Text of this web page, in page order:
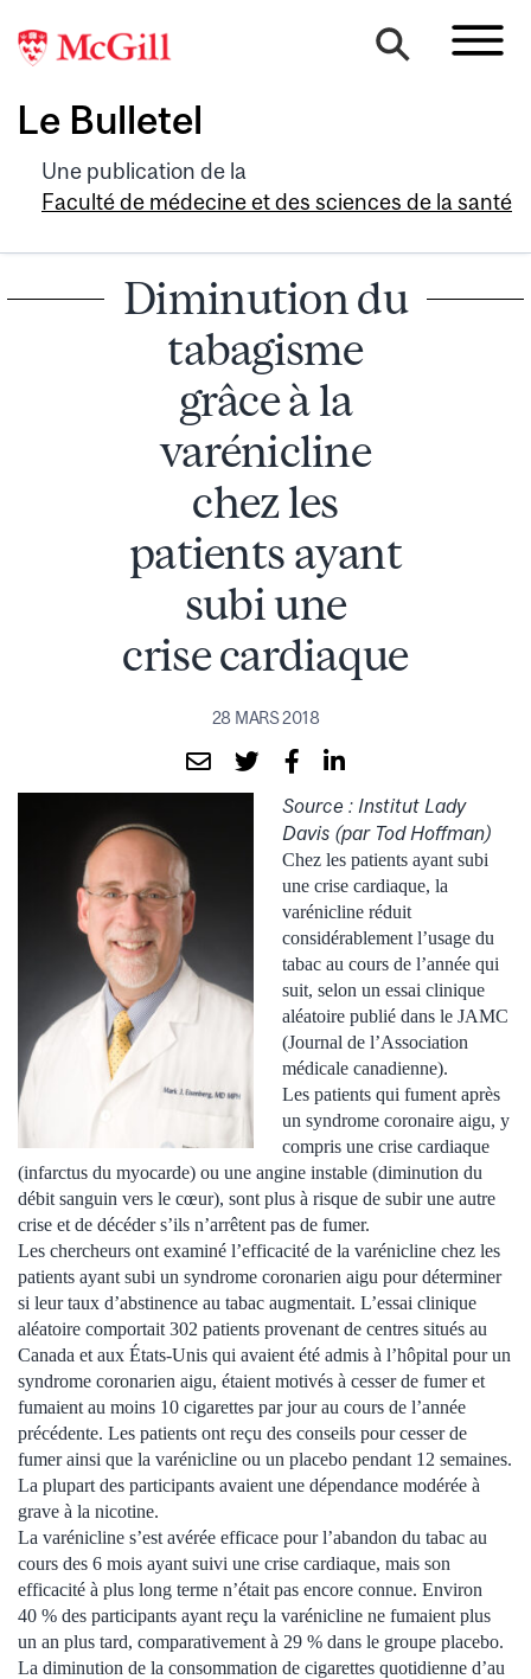
Le Bulletel
Une publication de la
Faculté de médecine et des sciences de la santé
Diminution du
tabagisme
grâce à la
varénicline
chez les
patients ayant
subi une
crise cardiaque
28 MARS 2018
Source : Institut Lady
Davis (par Tod Hoffman)
Chez les patients ayant subi
une crise cardiaque, la
varénicline réduit
considérablement l’usage du
tabac au cours de l’année qui
suit, selon un essai clinique
aléatoire publié dans le JAMC
(Journal de l’Association
médicale canadienne).
Les patients qui fument après
un syndrome coronaire aigu, y
compris une crise cardiaque
(infarctus du myocarde) ou une angine instable (diminution du
débit sanguin vers le cœur), sont plus à risque de subir une autre
crise et de décéder s’ils n’arrêtent pas de fumer.
Les chercheurs ont examiné l’efficacité de la varénicline chez les
patients ayant subi un syndrome coronarien aigu pour déterminer
si leur taux d’abstinence au tabac augmentait. L’essai clinique
aléatoire comportait 302 patients provenant de centres situés au
Canada et aux États-Unis qui avaient été admis à l’hôpital pour un
syndrome coronarien aigu, étaient motivés à cesser de fumer et
fumaient au moins 10 cigarettes par jour au cours de l’année
précédente. Les patients ont reçu des conseils pour cesser de
fumer ainsi que la varénicline ou un placebo pendant 12 semaines.
La plupart des participants avaient une dépendance modérée à
grave à la nicotine.
La varénicline s’est avérée efficace pour l’abandon du tabac au
cours des 6 mois ayant suivi une crise cardiaque, mais son
efficacité à plus long terme n’était pas encore connue. Environ
40 % des participants ayant reçu la varénicline ne fumaient plus
un an plus tard, comparativement à 29 % dans le groupe placebo.
La diminution de la consommation de cigarettes quotidienne d’au